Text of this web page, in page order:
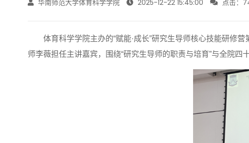
华南师范大学体育科学学院 2025-12-22 15:45:00 点击：
体育科学学院主办的“赋能·成长”研究生导师核心技能研修营
师李薇担任主讲嘉宾，围绕“研究生导师的职责与培育”与全院